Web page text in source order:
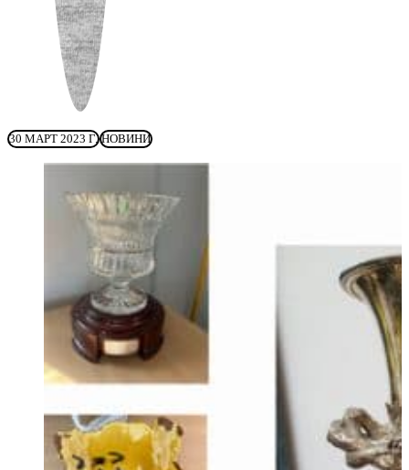
30 МАРТ 2023 Г. НОВИНИ